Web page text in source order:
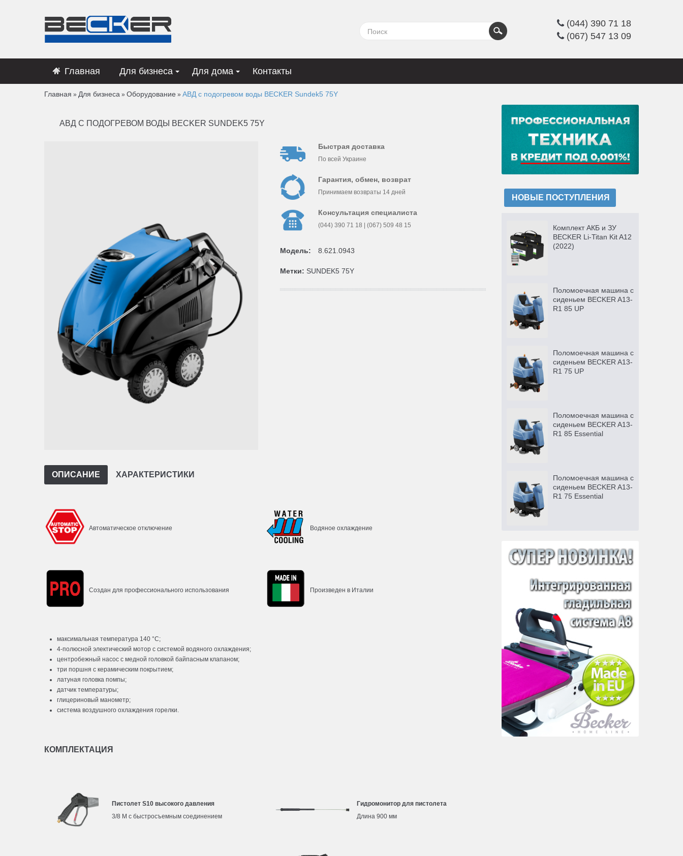
(044) 390 71 18
(067) 547 13 09
Главная Для бизнеса Для дома Контакты
Главная » Для бизнеса » Оборудование » АВД с подогревом воды BECKER Sundek5 75Y
АВД С ПОДОГРЕВОМ ВОДЫ BECKER SUNDEK5 75Y
Быстрая доставка
По всей Украине
Гарантия, обмен, возврат
Принимаем возвраты 14 дней
Консультация специалиста
(044) 390 71 18 | (067) 509 48 15
Модель: 8.621.0943
Метки: SUNDEK5 75Y
ОПИСАНИЕ ХАРАКТЕРИСТИКИ
Автоматическое отключение Водяное охлаждение
Создан для профессионального использования Произведен в Италии
максимальная температура 140 °C;
4-полюсной электический мотор с системой водяного охлаждения;
центробежный насос с медной головкой байпасным клапаном;
три поршня с керамическим покрытием;
латуная головка помпы;
датчик температуры;
глицериновый манометр;
система воздушного охлаждения горелки.
КОМПЛЕКТАЦИЯ
Пистолет S10 высокого давления
3/8 M с быстросъемным соединением
Гидромонитор для пистолета
Длина 900 мм
НОВЫЕ ПОСТУПЛЕНИЯ
Комплект АКБ и ЗУ
BECKER Li-Titan Kit A12
(2022)
Поломоечная машина с
сиденьем BECKER A13-
R1 85 UP
Поломоечная машина с
сиденьем BECKER A13-
R1 75 UP
Поломоечная машина с
сиденьем BECKER A13-
R1 85 Essential
Поломоечная машина с
сиденьем BECKER A13-
R1 75 Essential